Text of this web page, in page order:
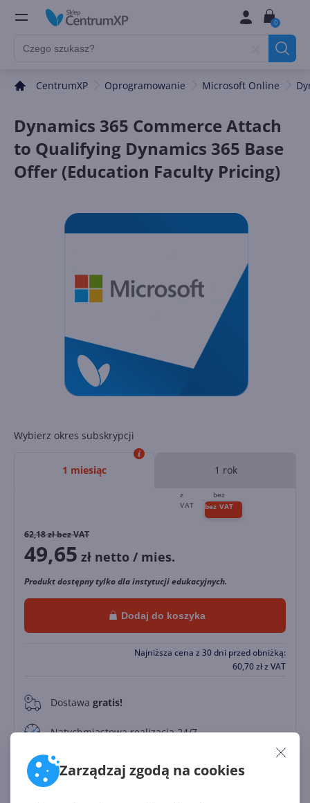
Zarządzaj zgodą na cookies
0
CentrumXP Oprogramowanie Microsoft Online
Dynamics 365 Commerce Attach
to Qualifying Dynamics 365 Base
Offer (Education Faculty Pricing)
Wybierz okres subskrypcji
1 miesiąc 1 rok
62,18zł bez VAT
49,65 zł netto / mies.
Produkt dostępny tylko dla instytucji edukacyjnych.
Dodaj do koszyka
Najniższa cena z 30 dni przed obniżką:
60,70złz VAT
0 Dostawa gratis!
Natychmiastowa realizacja 24/7
Zapłać później
Do30 dni